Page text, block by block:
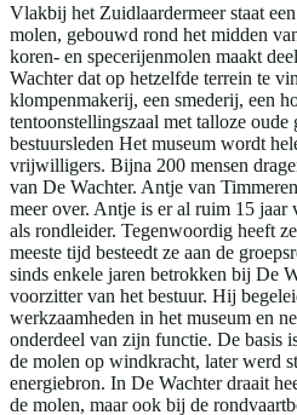
Vlakbij het Zuidlaardermeer staat
molen, gebouwd rond het midden
koren- en specerijenmolen maakt
Wachter dat op hetzelfde terrein te
klompenmakerij, een smederij, een
tentoonstellingszaal met talloze
bestuursleden Het museum wordt
vrijwilligers. Bijna 200 mensen
van De Wachter. Antje van
meer over. Antje is er al ruim 15
als rondleider. Tegenwoordig heeft
meeste tijd besteedt ze aan de
sinds enkele jaren betrokken bij De
voorzitter van het bestuur. Hij
werkzaamheden in het museum en
onderdeel van zijn functie. De basis
de molen op windkracht, later werd
energiebron. In De Wachter draait
de molen, maar ook bij de